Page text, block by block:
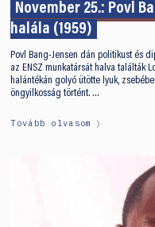
November 25.: Povl
halála (1959)
Povl Bang-Jensen dán politikust és
az ENSZ munkatársát halva találták
halántékán golyó ütötte lyuk,
öngyilkosság történt. …
Tovább olvasom